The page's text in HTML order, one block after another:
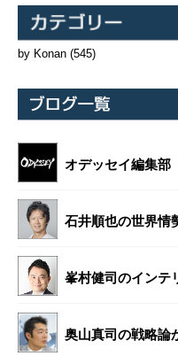
by Konan (545)
オデッセイ編集部
石井順也の世界情
峯村健司のインテ
奥山真司の戦略論